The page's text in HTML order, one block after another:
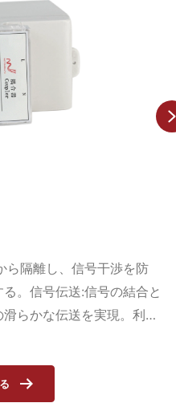
ら隔離し、信号干渉を防
。信号伝送:信号の結合と
らかな伝送を実現。利得: